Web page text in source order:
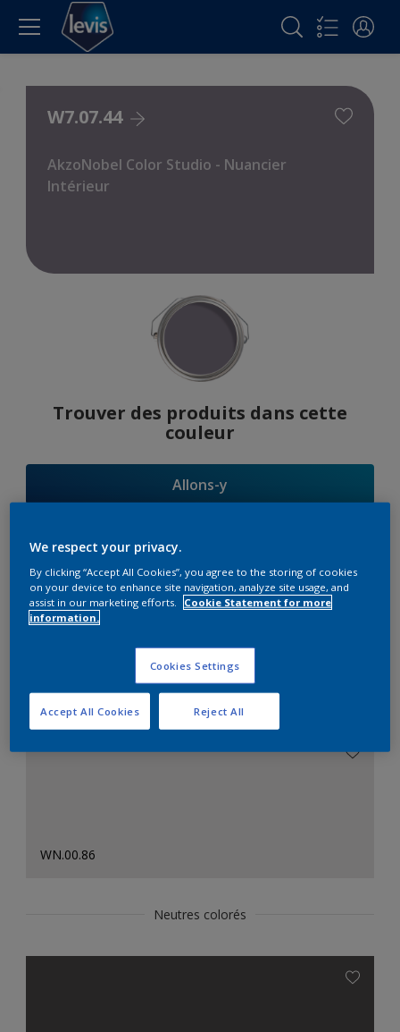
W7.07.44
AkzoNobel Color Studio - Nuancier
Intérieur
Trouver des produits dans cette
couleur
Allons-y
Suggestions
d'Harmonies
Le Blanc Parfait
WN.00.86
Neutres colorés
We respect your privacy.
By clicking “Accept All Cookies”, you agree to the storing of cookies
on your device to enhance site navigation, analyze site usage, and
assist in our marketing efforts.
Cookie Statement for more
information.
Cookies Settings
Reject All
Accept All Cookies